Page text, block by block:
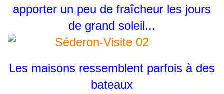
apporter un peu de fraîcheur les jours
de grand soleil...
Les maisons ressemblent parfois à des
bateaux